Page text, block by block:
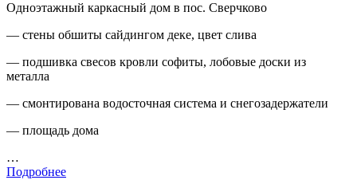
Одноэтажный каркасный дом в пос. Сверчково
— стены обшиты сайдингом деке, цвет слива
— подшивка свесов кровли софиты, лобовые доски из
металла
— смонтирована водосточная система и снегозадержатели
— площадь дома
…
Подробнее